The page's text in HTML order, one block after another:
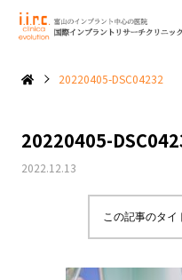
20220405-DSC04232
20220405-
2022.12.13
この記事のタ